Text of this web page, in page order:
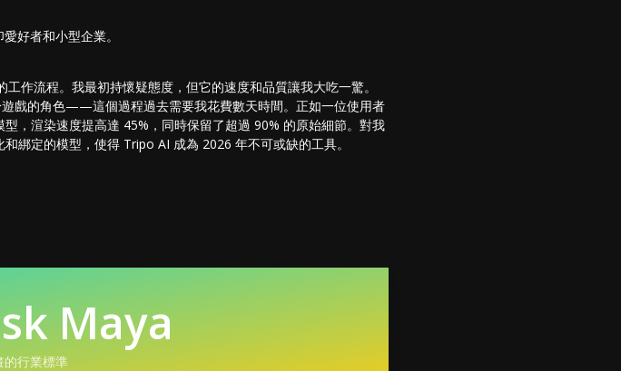
好者和小型企業。
作流程。我最初持懷疑態度，但它的速度和品質讓我大吃一驚。
戲的角色——這個過程過去需要我花費數天時間。正如一位使用者
，渲染速度提高達 45%，同時保留了超過 90% 的原始細節。對我
綁定的模型，使得 Tripo AI 成為 2026 年不可或缺的工具。
Maya
的行業標準